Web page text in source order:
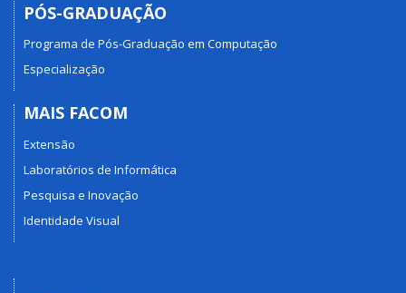
PÓS-GRADUAÇÃO
Programa de Pós-Graduação em Computação
Especialização
MAIS FACOM
Extensão
Laboratórios de Informática
Pesquisa e Inovação
Identidade Visual